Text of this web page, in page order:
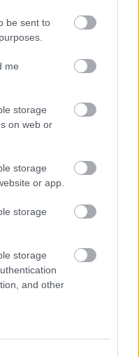
be sent to
me
storage
on web or
storage
or app.
storage
storage
and other
el magukról,
kuriózum, de
a merített
az oldalak
akinek jelent
kap a kezébe. Ez
velejéig
törvényt nem
maga a rock’n’roll